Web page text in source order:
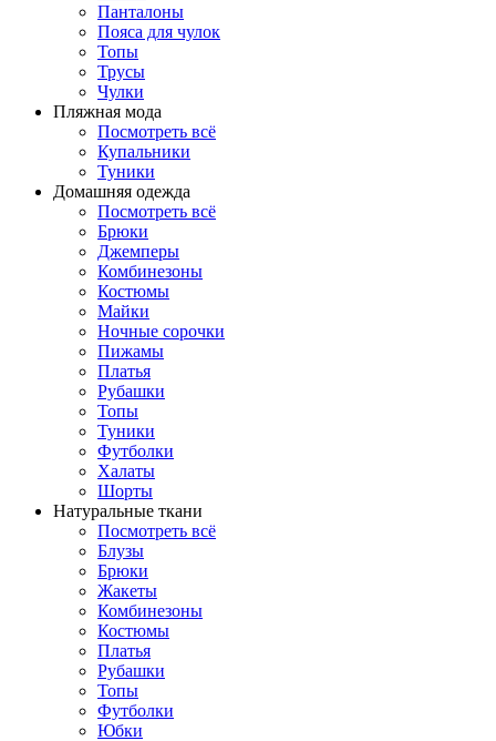
Панталоны
Поясa для чулок
Топы
Трусы
Чулки
Пляжная мода
Посмотреть всё
Купальники
Туники
Домашняя одежда
Посмотреть всё
Брюки
Джемперы
Комбинезоны
Костюмы
Майки
Ночные сорочки
Пижамы
Платья
Рубашки
Топы
Туники
Футболки
Халаты
Шорты
Натуральные ткани
Посмотреть всё
Блузы
Брюки
Жакеты
Комбинезоны
Костюмы
Платья
Рубашки
Топы
Футболки
Юбки